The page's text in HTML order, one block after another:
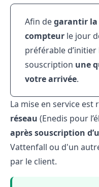
Afin degarantir la
compteur le jour
préférable
souscription une
votre arrivée.
La mise en service est
réseau (Enedis pour
aprèssouscription
Vattenfall ou d'un
par le client.